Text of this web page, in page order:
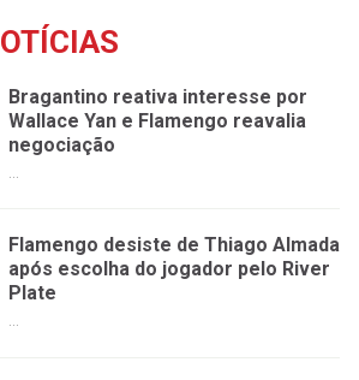
Bragantino reativa interesse por
Wallace Yan e Flamengo reavalia
negociação
...
Flamengo desiste de Thiago Almada
após escolha do jogador pelo River
Plate
...